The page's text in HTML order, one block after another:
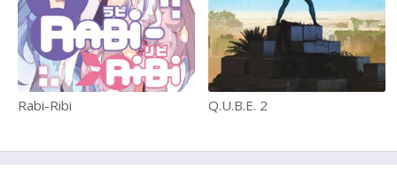
Rabi-Ribi Q.U.B.E. 2